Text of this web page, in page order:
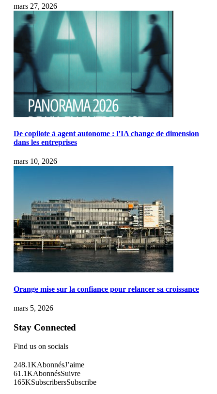
mars 27, 2026
De copilote à agent autonome : l’IA change de dimension
dans les entreprises
mars 10, 2026
Orange mise sur la confiance pour relancer sa croissance
mars 5, 2026
Stay Connected
Find us on socials
248.1KAbonnésJ’aime
61.1KAbonnésSuivre
165KSubscribersSubscribe